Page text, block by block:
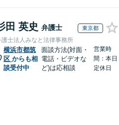
田 英史 弁護士 東京都
護士法人みなと法律事務所
横浜市都筑
区 からも相
談受付中
面談方法(対面・
電話・ビデオな
ど)は応相談
営業時
間：本日
定休日